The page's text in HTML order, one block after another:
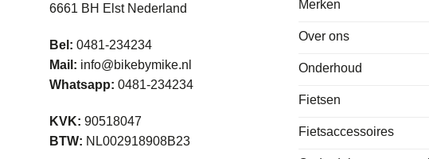
6661 BH Elst Nederland
Bel: 0481-234234
Mail: info@bikebymike.nl
Whatsapp: 0481-234234
KVK: 90518047
BTW: NL002918908B23
Merken
Over ons
Onderhoud
Fietsen
Fietsaccessoires